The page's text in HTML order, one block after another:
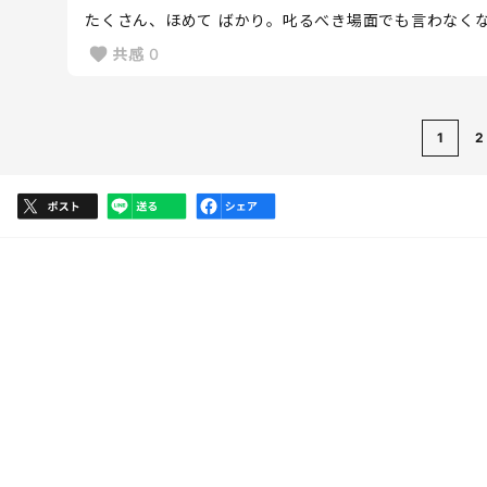
たくさん、ほめて ばかり。叱るべき場面でも言わなくな
共感 0
1 2